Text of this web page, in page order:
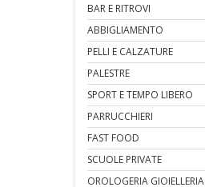
BAR E RITROVI
ABBIGLIAMENTO
PELLI E CALZATURE
PALESTRE
SPORT E TEMPO LIBERO
PARRUCCHIERI
FAST FOOD
SCUOLE PRIVATE
OROLOGERIA GIOIELLERIA